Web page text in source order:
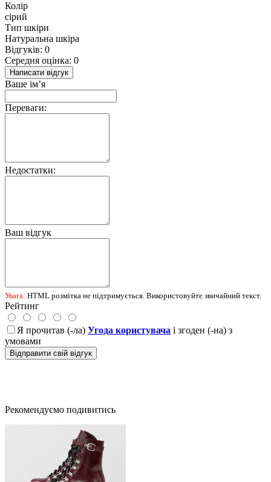
Колір
сірий
Тип шкіри
Натуральна шкіра
Відгуків: 0
Середня оцінка: 0
Написати відгук
Ваше ім’я
Переваги:
Недостатки:
Ваш відгук
Увага: HTML розмітка не підтримується. Використовуйте звичайний текст.
Рейтинг
Я прочитав (-ла) Угода користувача і згоден (-на) з
умовами
Відправити свій відгук
Рекомендуємо подивитись